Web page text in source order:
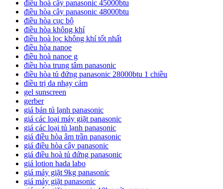
điều hoà cây panasonic 45000btu
điều hòa cây panasonic 48000btu
điều hòa cục bộ
điều hòa không khí
điều hoà lọc không khí tốt nhất
điều hòa nanoe
điều hoà nanoe g
điều hòa trung tâm panasonic
điều hòa tủ đứng panasonic 28000btu 1 chiều
điều trị da nhạy cảm
gel sunscreen
gerber
giá bán tủ lạnh panasonic
giá các loại máy giặt panasonic
giá các loại tủ lạnh panasonic
giá điều hòa âm trần panasonic
giá điều hòa cây panasonic
giá điều hoà tủ đứng panasonic
giá lotion hada labo
giá máy giặt 9kg panasonic
giá máy giặt panasonic